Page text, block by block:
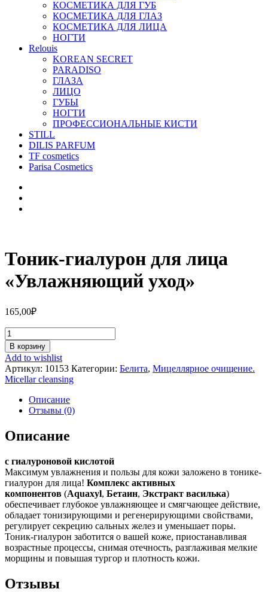
КОСМЕТИКА ДЛЯ ГУБ
КОСМЕТИКА ДЛЯ ГЛАЗ
КОСМЕТИКА ДЛЯ ЛИЦА
НОГТИ
Relouis
KOREAN SECRET
PARADISO
ГЛАЗА
ЛИЦО
ГУБЫ
НОГТИ
ПРОФЕССИОНАЛЬНЫЕ КИСТИ
STILL
DILIS PARFUM
TF cosmetics
Parisa Cosmetics
Тоник-гиалурон для лица
«Увлажняющий уход»
165,00₽
Количество
Тоник-
гиалурон
для
лица
"Увлажняющий
уход"
В корзину
Add to wishlist
Артикул: 10153 Категории: Белита, Мицеллярное очищение.
Micellar cleansing
Описание
Отзывы (0)
Описание
с гиалуроновой кислотой
Максимум увлажнения и пользы для кожи заложено в тонике-
гиалурон для лица! Комплекс активных
компонентов (Aquaxyl, Бетаин, Экстракт василька)
обеспечивает глубокое увлажняющее и смягчающее действие,
обладает тонизирующими и регенерирующими свойствами,
регулирует секрецию сальных желез и уменьшает поры.
Тоник-гиалурон заботится о вашей коже, приостанавливая
возрастные процессы, снимая отечность, разглаживая мелкие
морщины и повышая тургор и плотность кожи.
Отзывы